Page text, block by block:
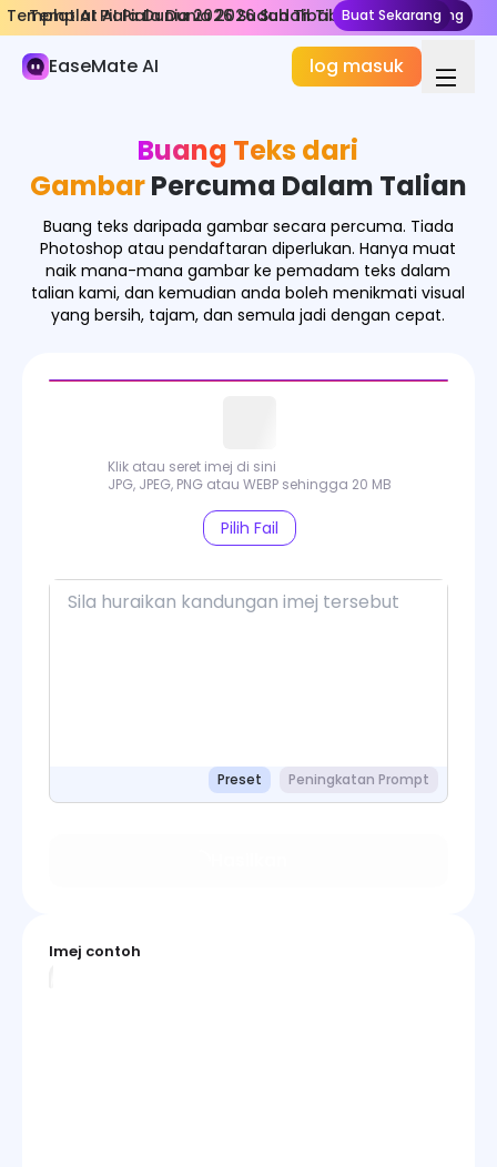
Templat AI Piala Dunia 2026 Sudah Tiba Buat Sekarang
Templat AI Piala Dunia 2026 Sudah Tiba Buat Sekarang
EaseMate AI log masuk
Imej AI
Generator Gambar
Alat Gambar
Model Gambar
Buang Teks dari
GambarPercuma Dalam Talian
Buang teks daripada gambar secara percuma. Tiada
Photoshop atau pendaftaran diperlukan. Hanya muat
naik mana-mana gambar ke pemadam teks dalam
talian kami, dan kemudian anda boleh menikmati visual
yang bersih, tajam, dan semula jadi dengan cepat.
Klik atau seret imej di sini
JPG, JPEG, PNG atau WEBP sehingga 20 MB
Pilih Fail
Preset Peningkatan Prompt
Imej contoh